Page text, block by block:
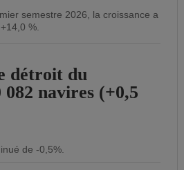
semestre 2026, la croissance a
%.
détroit du
navires (+0,5
de -0,5%.